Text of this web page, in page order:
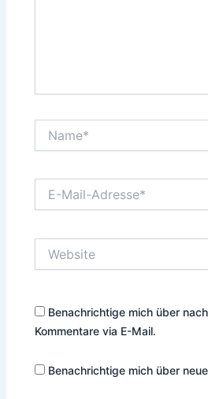
Mail-
Benachrichtige mich über
Kommentare via E-Mail.
Benachrichtige mich über